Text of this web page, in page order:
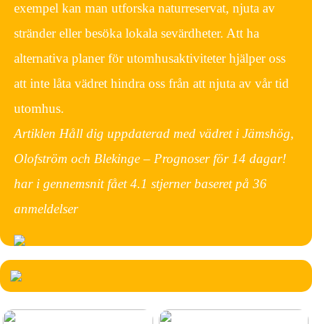
exempel kan man utforska naturreservat, njuta av
stränder eller besöka lokala sevärdheter. Att ha
alternativa planer för utomhusaktiviteter hjälper oss
att inte låta vädret hindra oss från att njuta av vår tid
utomhus.
Artiklen Håll dig uppdaterad med vädret i Jämshög,
Olofström och Blekinge – Prognoser för 14 dagar!
har i gennemsnit fået4.1 stjerner baseret på 36
anmeldelser